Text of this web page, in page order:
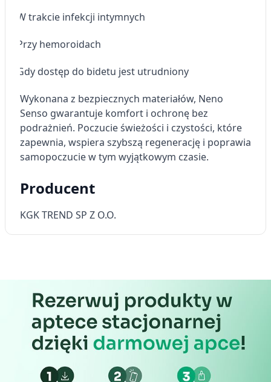
W trakcie infekcji intymnych
Przy hemoroidach
Gdy dostęp do bidetu jest utrudniony
Wykonana z bezpiecznych materiałów, Neno
Senso gwarantuje komfort i ochronę bez
podrażnień. Poczucie świeżości i czystości, które
zapewnia, wspiera szybszą regenerację i poprawia
samopoczucie w tym wyjątkowym czasie.
Producent
KGK TREND SP Z O.O.
Pomiar efektywności treści
Rozumienie odbiorców dzięki statystyce lub
kombinacji danych z różnych źródeł
Rozwój i ulepszanie usług
Wykorzystywanie ograniczonych danych do
wyboru treści
Funkcje specjalne IAB:
Użycie dokładnych danych
geolokalizacyjnych
Identyfikowanie urządzeń na podstawie
aktywnie żądanych informacji
Cele przetwarzania inne niż IAB:
Niezbędne
Reklama / śledzenie